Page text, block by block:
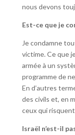
nous devons
Est-ce que je
Je condamne
victime. Ce que
armée à un
programme de
En d’autres
des civils et, en
ceux qui
Israël n’est-il